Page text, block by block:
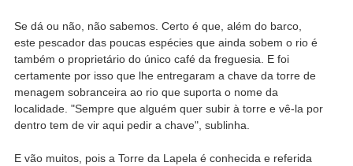
Se dá ou não, não sabemos. Certo é que, além do barco,
este pescador das poucas espécies que ainda sobem o rio é
também o proprietário do único café da freguesia. E foi
certamente por isso que lhe entregaram a chave da torre de
menagem sobranceira ao rio que suporta o nome da
localidade. "Sempre que alguém quer subir à torre e vê-la por
dentro tem de vir aqui pedir a chave", sublinha.
E vão muitos, pois a Torre da Lapela é conhecida e referida